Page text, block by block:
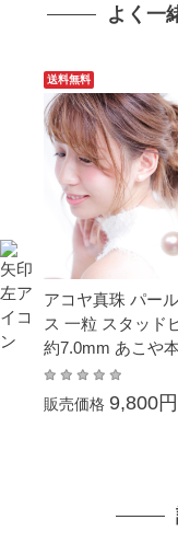
よく一
送料無料
アコヤ真珠 パー
ス 一粒 スタッド
約7.0mm あこや
ホワイトゴールド
G 結婚式 葬儀 冠
成人式 卒業式 入
の日 プレゼント
販売価格 9,800円